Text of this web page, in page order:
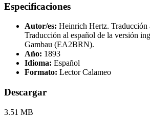
Especificaciones
Autor/es: Heinrich Hertz. Traducción
Traducción al español de la versión
Gambau (EA2BRN).
Año: 1893
Idioma: Español
Formato: Lector Calameo
Descargar
3.51 MB